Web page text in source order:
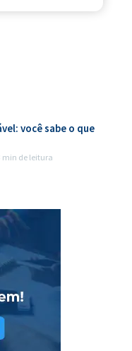
você sabe o que
min de leitura